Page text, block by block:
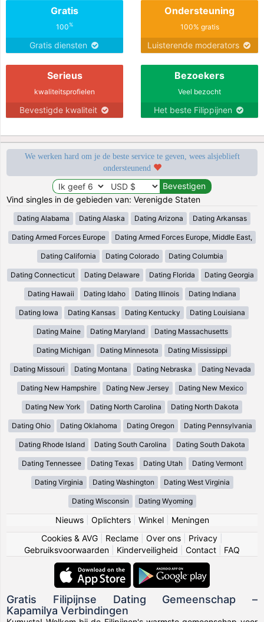
Gratis
100%
Gratis diensten
Ondersteuning
100% gratis
Luisterende moderators
Serieus
kwaliteitsprofielen
Bevestigde kwaliteit
Bezoekers
Veel bezocht
Het beste Filippijnen
We werken hard om je de beste service te geven, wees alsjeblieft
ondersteunend
Vind singles in de gebieden van: Verenigde Staten
Dating Alabama Dating Alaska Dating Arizona Dating Arkansas
Dating Armed Forces Europe Dating Armed Forces Europe, Middle East,
Dating California Dating Colorado Dating Columbia
Dating Connecticut Dating Delaware Dating Florida Dating Georgia
Dating Hawaii Dating Idaho Dating Illinois Dating Indiana
Dating Iowa Dating Kansas Dating Kentucky Dating Louisiana
Dating Maine Dating Maryland Dating Massachusetts
Dating Michigan Dating Minnesota Dating Mississippi
Dating Missouri Dating Montana Dating Nebraska Dating Nevada
Dating New Hampshire Dating New Jersey Dating New Mexico
Dating New York Dating North Carolina Dating North Dakota
Dating Ohio Dating Oklahoma Dating Oregon Dating Pennsylvania
Dating Rhode Island Dating South Carolina Dating South Dakota
Dating Tennessee Dating Texas Dating Utah Dating Vermont
Dating Virginia Dating Washington Dating West Virginia
Dating Wisconsin Dating Wyoming
Nieuws| Oplichters| Winkel| Meningen
Cookies & AVG
Reclame Over ons Privacy
Gebruiksvoorwaarden
Kinderveiligheid Contact FAQ
Gratis Filipijnse Dating Gemeenschap –
Kapamilya Verbindingen